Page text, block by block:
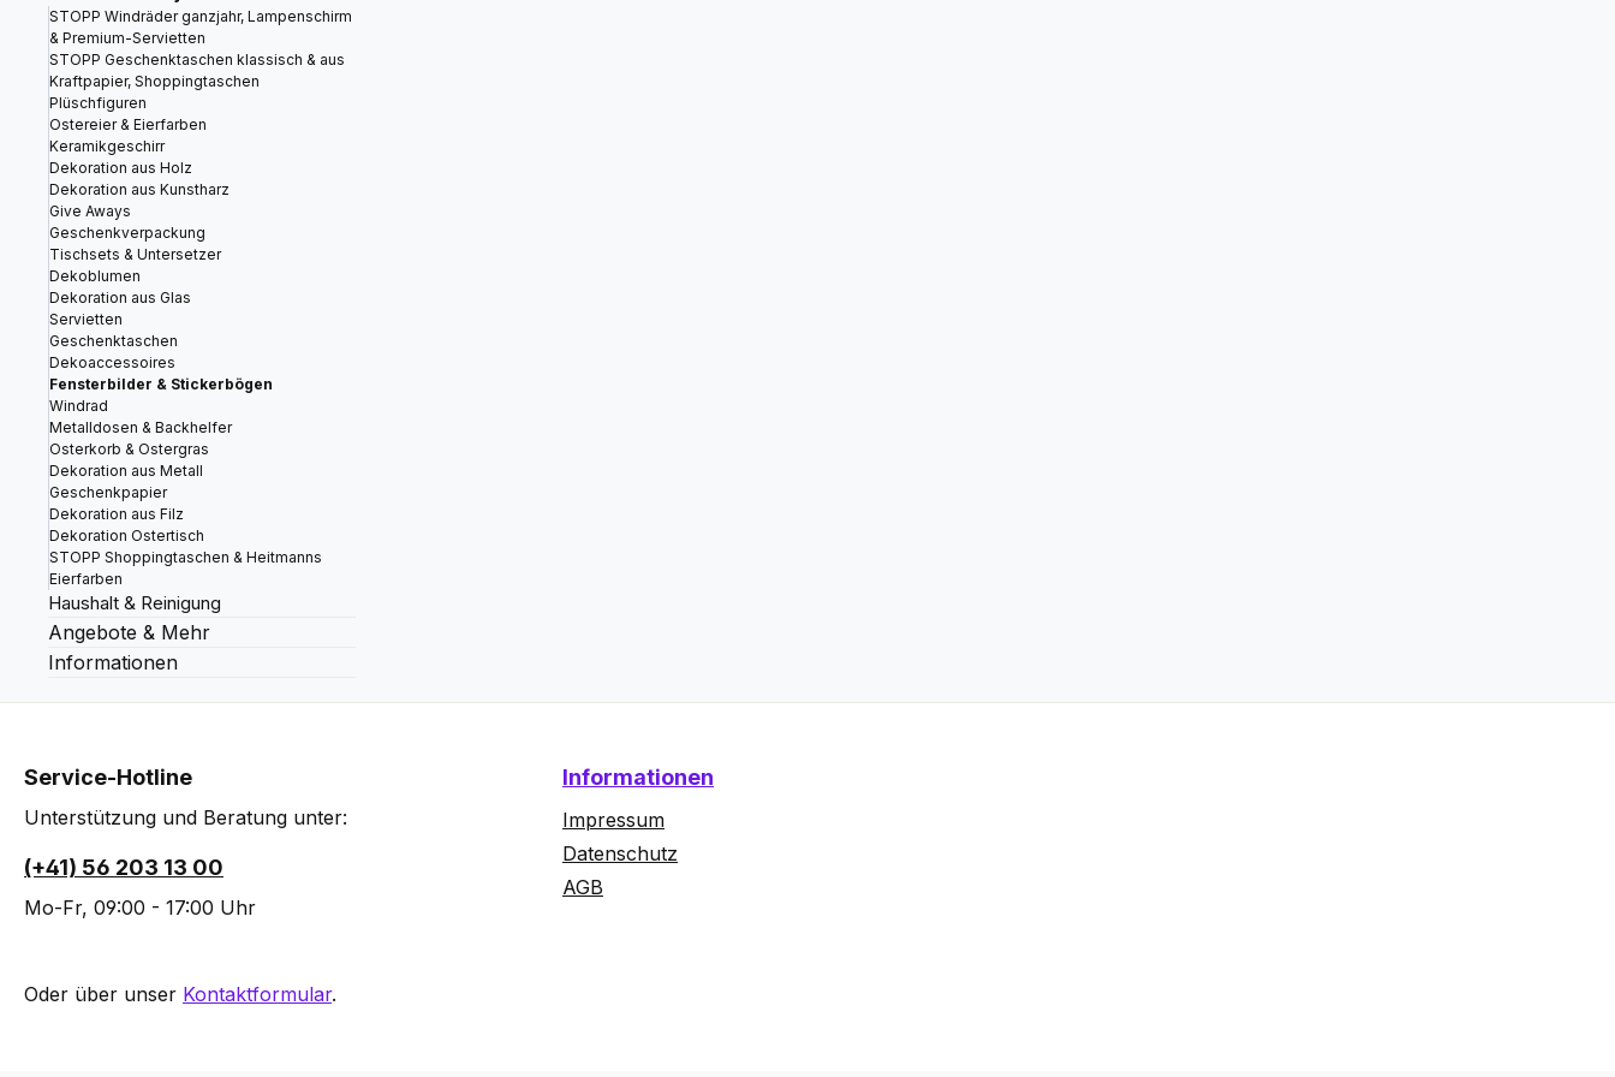
STOPP Windräder ganzjahr, Lampenschirm
& Premium-Servietten
STOPP Geschenktaschen klassisch & aus
Kraftpapier, Shoppingtaschen
Plüschfiguren
Ostereier & Eierfarben
Keramikgeschirr
Dekoration aus Holz
Dekoration aus Kunstharz
Give Aways
Geschenkverpackung
Tischsets & Untersetzer
Dekoblumen
Dekoration aus Glas
Servietten
Geschenktaschen
Dekoaccessoires
Fensterbilder & Stickerbögen
Windrad
Metalldosen & Backhelfer
Osterkorb & Ostergras
Dekoration aus Metall
Geschenkpapier
Dekoration aus Filz
Dekoration Ostertisch
STOPP Shoppingtaschen & Heitmanns
Eierfarben
Haushalt & Reinigung
Angebote & Mehr
Informationen
Service-Hotline
Unterstützung und Beratung unter:
(+41) 56 203 13 00
Mo-Fr, 09:00 - 17:00 Uhr
Oder über unser Kontaktformular.
Informationen
Impressum
Datenschutz
AGB